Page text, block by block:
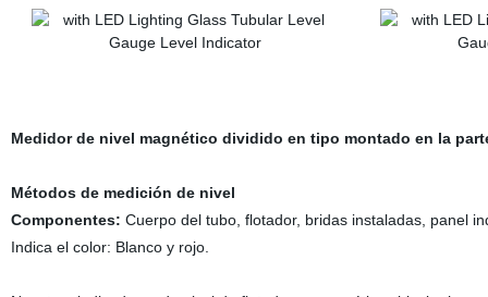
Medidor de nivel magnético dividido en tipo montado en la
Métodos de medición de nivel
Componentes: Cuerpo del tubo, flotador, bridas instaladas, panel
Indica el color: Blanco y rojo.